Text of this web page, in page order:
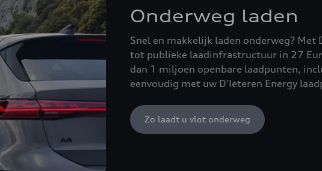
Onderweg laden
Snel en makkelijk laden onderweg?
tot publieke laadinfrastructuur in 27
dan 1 miljoen openbare laadpunten,
eenvoudig met uw D'Ieteren Energy
Zo laadt u vlot onderweg